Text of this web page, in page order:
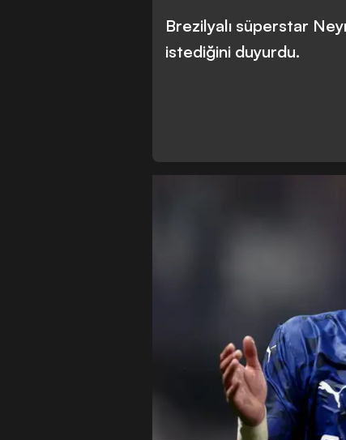
Brezilyalı süperstar
istediğini duyurdu.